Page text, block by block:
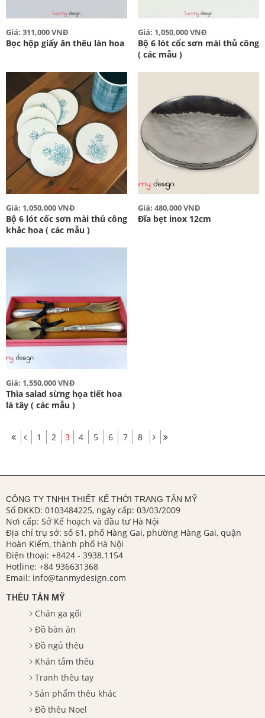
Giá: 311,000 VNĐ
Bọc hộp giấy ăn thêu làn hoa
Giá: 1,050,000 VNĐ
Bộ 6 lót cốc sơn mài thủ công
( các mẫu )
Giá: 1,050,000 VNĐ
Bộ 6 lót cốc sơn mài thủ công
khắc hoa ( các mẫu )
Giá: 480,000 VNĐ
Đĩa bẹt inox 12cm
Giá: 1,550,000 VNĐ
Thìa salad sừng họa tiết hoa
lá tây ( các mẫu )
1 2 3 4 5 6 7 8
CÔNG TY TNHH THIẾT KẾ THỜI TRANG TÂN MỸ
Số ĐKKD: 0103484225, ngày cấp: 03/03/2009
Nơi cấp: Sở Kế hoạch và đầu tư Hà Nội
Địa chỉ trụ sở: số 61, phố Hàng Gai, phường Hàng Gai, quận
Hoàn Kiếm, thành phố Hà Nội
Điện thoại: +8424 - 3938.1154
Hotline: +84 936631368
Email: info@tanmydesign.com
THÊU TÂN MỸ
Chăn ga gối
Đồ bàn ăn
Đồ ngủ thêu
Khăn tắm thêu
Tranh thêu tay
Sản phẩm thêu khác
Đồ thêu Noel